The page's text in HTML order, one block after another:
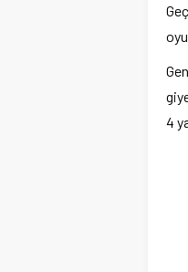
4